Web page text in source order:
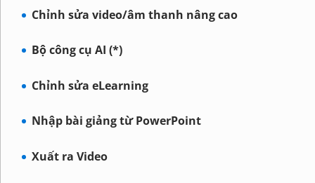
Chỉnh sửa video/âm thanh nâng cao
Bộ công cụ AI (*)
Chỉnh sửa eLearning
Nhập bài giảng từ PowerPoint
Xuất ra Video